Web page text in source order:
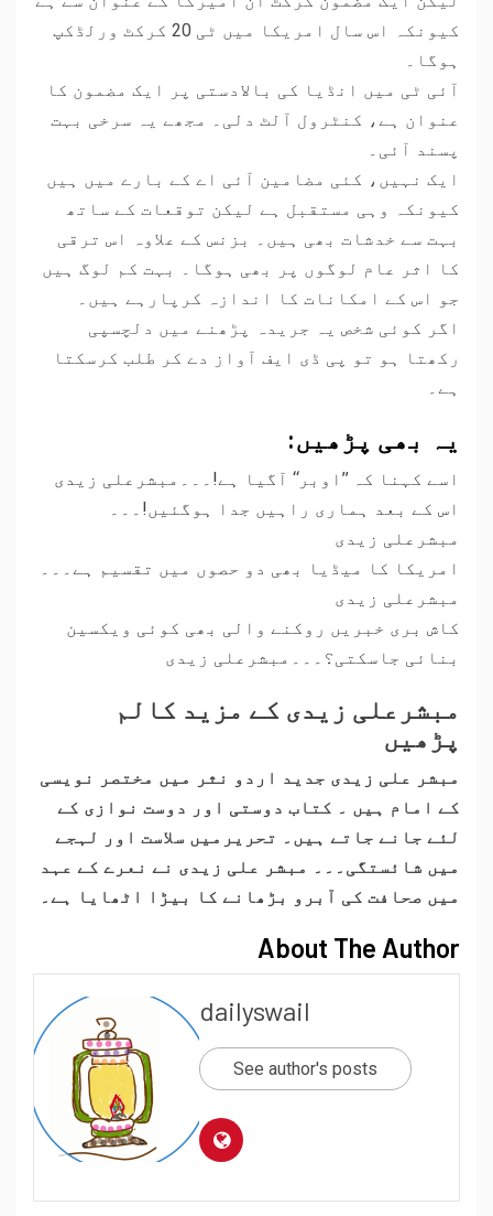
کیونکہ اس سال امریکا میں ٹی 20 کرکٹ ورلڈکپ
ہوگا۔
آئی ٹی میں انڈیا کی بالادستی پر ایک مضمون کا
عنوان ہے، کنٹرول آلٹ دلی۔ مجھے یہ سرخی بہت
پسند آئی۔
ایک نہیں، کئی مضامین آئی اے کے بارے میں ہیں
کیونکہ وہی مستقبل ہے لیکن توقعات کے ساتھ
بہت سے خدشات بھی ہیں۔ بزنس کے علاوہ اس ترقی
کا اثر عام لوگوں پر بھی ہوگا۔ بہت کم لوگ ہیں
جو اس کے امکانات کا اندازہ کرپارہے ہیں۔
اگر کوئی شخص یہ جریدہ پڑھنے میں دلچسپی
رکھتا ہو تو پی ڈی ایف آواز دے کر طلب کرسکتا
ہے۔
یہ بھی پڑھیں:
اسے کہنا کہ ’’اوبر‘‘ آگیا ہے!۔۔۔مبشرعلی زیدی
اس کے بعد ہماری راہیں جدا ہوگئیں!۔۔۔
مبشرعلی زیدی
امریکا کا میڈیا بھی دو حصوں میں تقسیم ہے۔۔۔
مبشرعلی زیدی
کاش بری خبریں روکنے والی بھی کوئی ویکسین
بنائی جاسکتی؟۔۔۔مبشرعلی زیدی
مبشرعلی زیدی کے مزید کالم
پڑھیں
مبشر علی زیدی جدید اردو نثر میں مختصر نویسی
کے امام ہیں ۔ کتاب دوستی اور دوست نوازی کے
لئے جانے جاتے ہیں۔ تحریرمیں سلاست اور لہجے
میں شائستگی۔۔۔ مبشر علی زیدی نے نعرے کے عہد
میں صحافت کی آبرو بڑھانے کا بیڑا اٹھایا ہے۔
About The Author
dailyswail
See author's posts